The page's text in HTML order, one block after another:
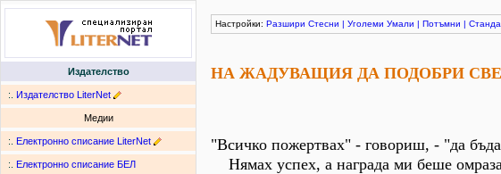
Издателство
:. Издателство LiterNet
Медии
:. Електронно списание LiterNet
:. Електронно списание БЕЛ
Настройки: Разшири Стесни | Уголеми Умали | Потъмни |
НА ЖАДУВАЩИЯ ДА ПОДОБРИ
"Всичко пожертвах" - говориш, - "да
Нямах успех, а награда ми беше